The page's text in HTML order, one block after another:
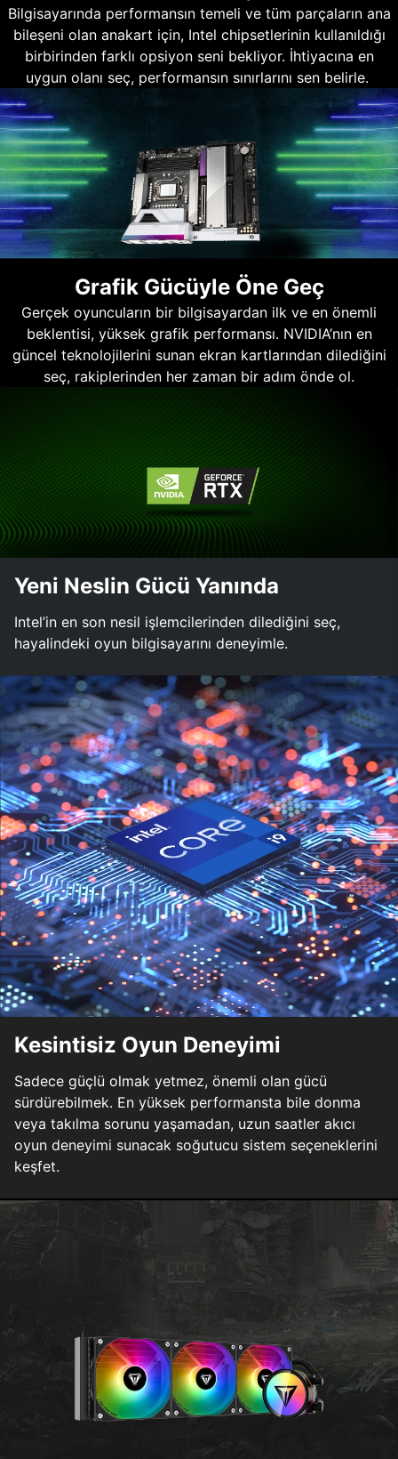
Bilgisayarında performansın temeli ve tüm parçaların ana
bileşeni olan anakart için, Intel chipsetlerinin kullanıldığı
birbirinden farklı opsiyon seni bekliyor. İhtiyacına en
uygun olanı seç, performansın sınırlarını sen belirle.
Grafik Gücüyle Öne Geç
Gerçek oyuncuların bir bilgisayardan ilk ve en önemli
beklentisi, yüksek grafik performansı. NVIDIA’nın en
güncel teknolojilerini sunan ekran kartlarından dilediğini
seç, rakiplerinden her zaman bir adım önde ol.
Yeni Neslin Gücü Yanında
Intel’in en son nesil işlemcilerinden dilediğini seç,
hayalindeki oyun bilgisayarını deneyimle.
Kesintisiz Oyun Deneyimi
Sadece güçlü olmak yetmez, önemli olan gücü
sürdürebilmek. En yüksek performansta bile donma
veya takılma sorunu yaşamadan, uzun saatler akıcı
oyun deneyimi sunacak soğutucu sistem seçeneklerini
keşfet.